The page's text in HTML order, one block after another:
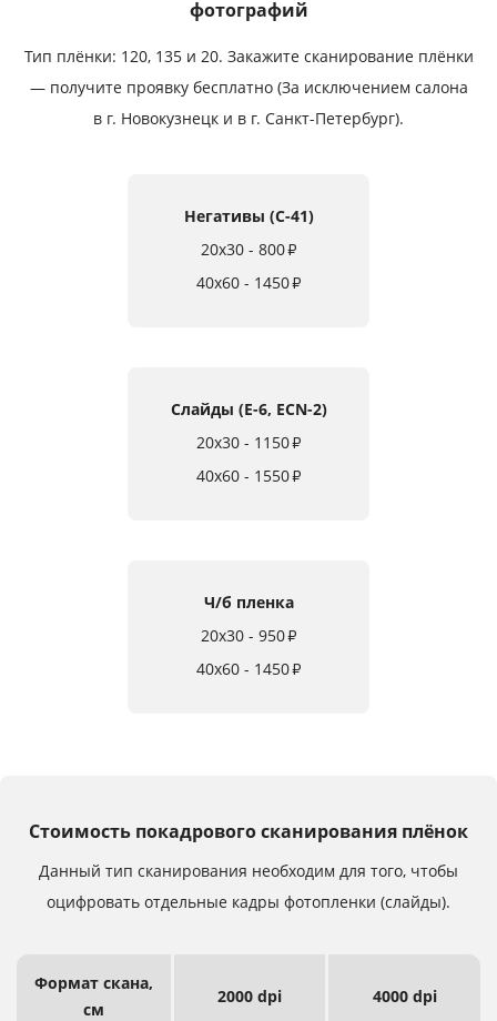
фотографий
Тип плёнки: 120, 135 и 20. Закажите сканирование плёнки
— получите проявку бесплатно (За исключением салона
в г. Новокузнецк и в г. Санкт-Петербург).
Негативы (C-41)
20x30 - 800₽
40x60 - 1450₽
Слайды (E-6, ECN-2)
20x30 - 1150₽
40x60 - 1550₽
Ч/б пленка
20x30 - 950₽
40x60 - 1450₽
Стоимость покадрового сканирования плёнок
Данный тип сканирования необходим для того, чтобы
оцифровать отдельные кадры фотопленки (слайды).
Формат скана,
см
2000 dpi 4000 dpi